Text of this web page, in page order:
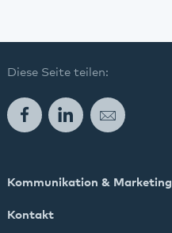
Diese Seite teilen:
FacebookLinkedInE-Mail
Kommunikation & Marketing
Kontakt